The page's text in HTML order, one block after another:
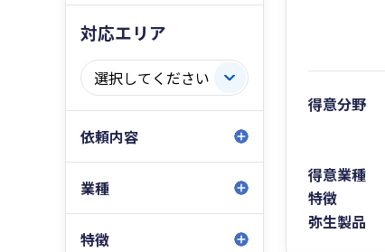
対応エリア
依頼内容
業種
特徴
得意分野
得意業種
特徴
弥生製品